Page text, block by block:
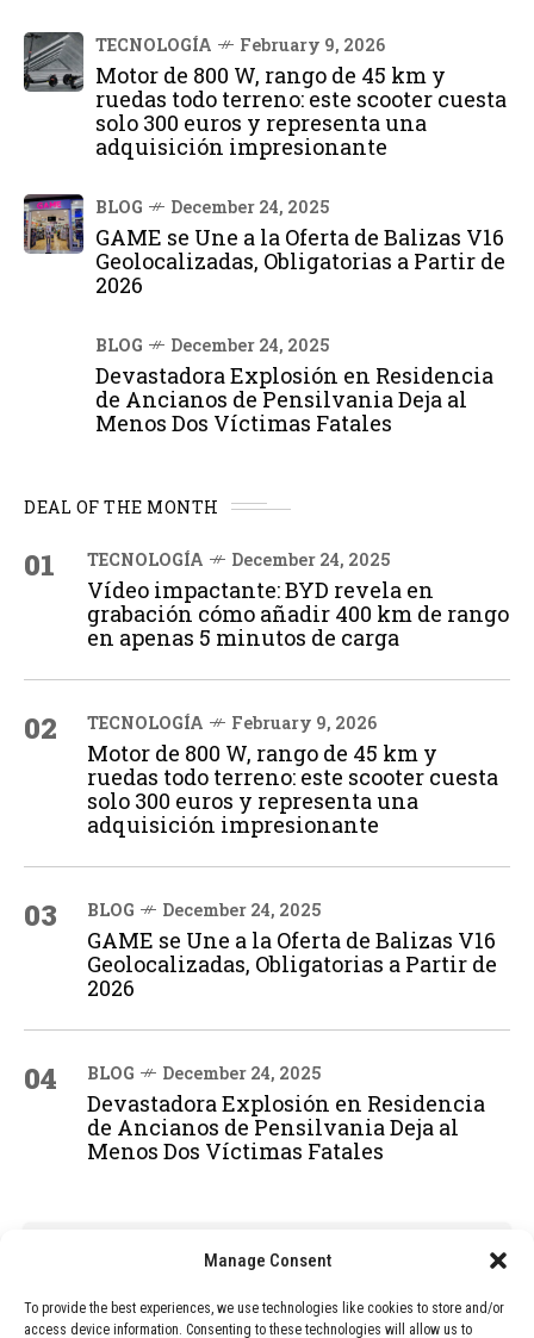
Manage Consent
To provide the best experiences, we use technologies like cookies to store and/or
access device information. Consenting to these technologies will allow us to
TECNOLOGÍA February 9, 2026
Motor de 800 W, rango de 45 km y
ruedas todo terreno: este scooter cuesta
solo 300 euros y representa una
adquisición impresionante
BLOG December 24, 2025
GAME se Une a la Oferta de Balizas V16
Geolocalizadas, Obligatorias a Partir de
2026
BLOG December 24, 2025
Devastadora Explosión en Residencia
de Ancianos de Pensilvania Deja al
Menos Dos Víctimas Fatales
DEAL OF THE MONTH
01 TECNOLOGÍA December 24, 2025
Vídeo impactante: BYD revela en
grabación cómo añadir 400 km de rango
en apenas 5 minutos de carga
02 TECNOLOGÍA February 9, 2026
Motor de 800 W, rango de 45 km y
ruedas todo terreno: este scooter cuesta
solo 300 euros y representa una
adquisición impresionante
03 BLOG December 24, 2025
GAME se Une a la Oferta de Balizas V16
Geolocalizadas, Obligatorias a Partir de
2026
04 BLOG December 24, 2025
Devastadora Explosión en Residencia
de Ancianos de Pensilvania Deja al
Menos Dos Víctimas Fatales